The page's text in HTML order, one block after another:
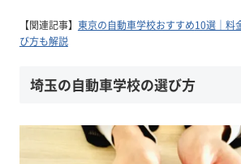
【関連記事】 東京の自動車学校おすすめ10選｜料
び方も解説
埼玉の自動車学校の選び方